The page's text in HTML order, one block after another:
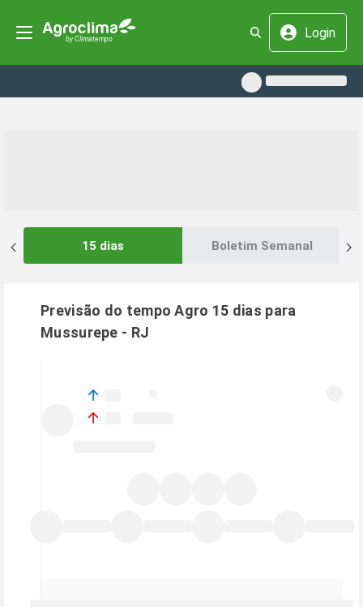
Login
15 dias Boletim Semanal
Previsão do tempo Agro 15 dias para
Mussurepe - RJ